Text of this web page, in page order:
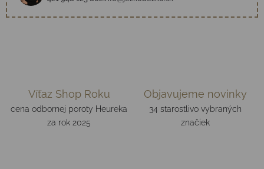
Víťaz Shop Roku
cena odbornej poroty Heureka
za rok 2025
Objavujeme novinky
34 starostlivo vybraných
značiek